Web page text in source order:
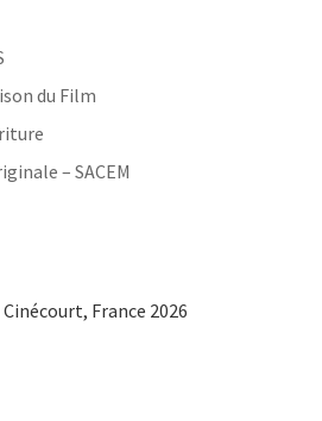
du Film
– SACEM
France 2026